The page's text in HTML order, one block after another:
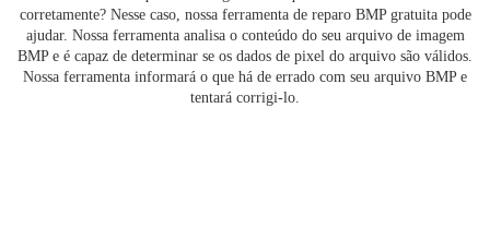
corretamente? Nesse caso, nossa ferramenta de reparo BMP gratuita pode
ajudar. Nossa ferramenta analisa o conteúdo do seu arquivo de imagem
BMP e é capaz de determinar se os dados de pixel do arquivo são válidos.
Nossa ferramenta informará o que há de errado com seu arquivo BMP e
tentará corrigi-lo.